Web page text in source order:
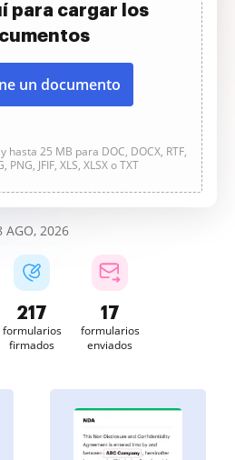
para cargar los
un documento
hasta 25 MB para DOC, DOCX, RTF,
PNG, JFIF, XLS, XLSX o TXT
AGO, 2026
217
formularios
firmados
17
formularios
enviados